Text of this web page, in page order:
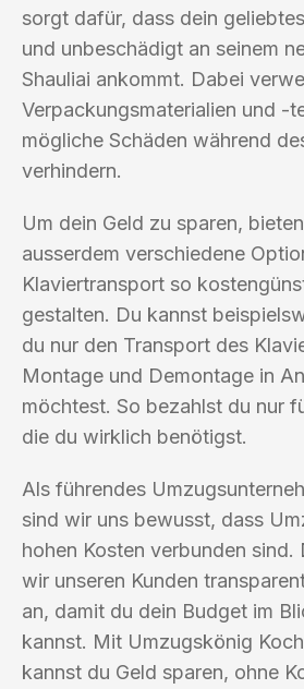
sorgt dafür, dass dein
und unbeschädigt an seinem
Shauliai ankommt. Dabei
Verpackungsmaterialien und -
mögliche Schäden während
verhindern.
Um dein Geld zu sparen,
ausserdem verschiedene
Klaviertransport so
gestalten. Du kannst
du nur den Transport des
Montage und Demontage in
möchtest. So bezahlst du nur
die du wirklich benötigst.
Als führendes
sind wir uns bewusst, dass
hohen Kosten verbunden sind.
wir unseren Kunden
an, damit du dein Budget im
kannst. Mit Umzugskönig
kannst du Geld sparen, ohne